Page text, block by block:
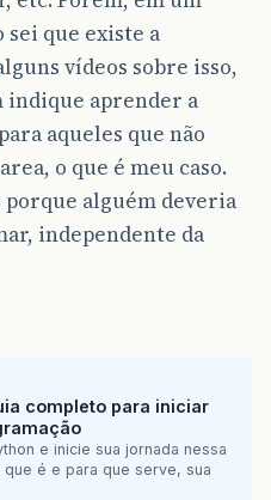
sei que existe a
vídeos sobre isso,
indique aprender a
aqueles que não
o que é meu caso.
porque alguém deveria
independente da
completo para iniciar
e inicie sua jornada nessa
é e para que serve, sua